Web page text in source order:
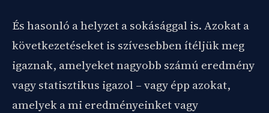
És hasonló a helyzet a sokásággal is. Azokat a
következetéseket is szívesebben ítéljük meg
igaznak, amelyeket nagyobb számú eredmény
vagy statisztikus igazol – vagy épp azokat,
amelyek a mi eredményeinket vagy